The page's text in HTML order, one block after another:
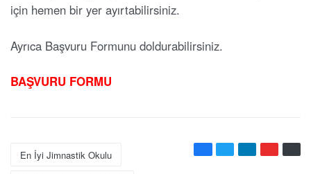
için hemen bir yer ayırtabilirsiniz.
Ayrıca Başvuru Formunu doldurabilirsiniz.
BAŞVURU FORMU
En İyi Jimnastik Okulu